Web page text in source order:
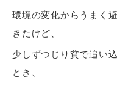
環境の変化からうまく
きたけど、
少しずつじり貧で追い
とき、